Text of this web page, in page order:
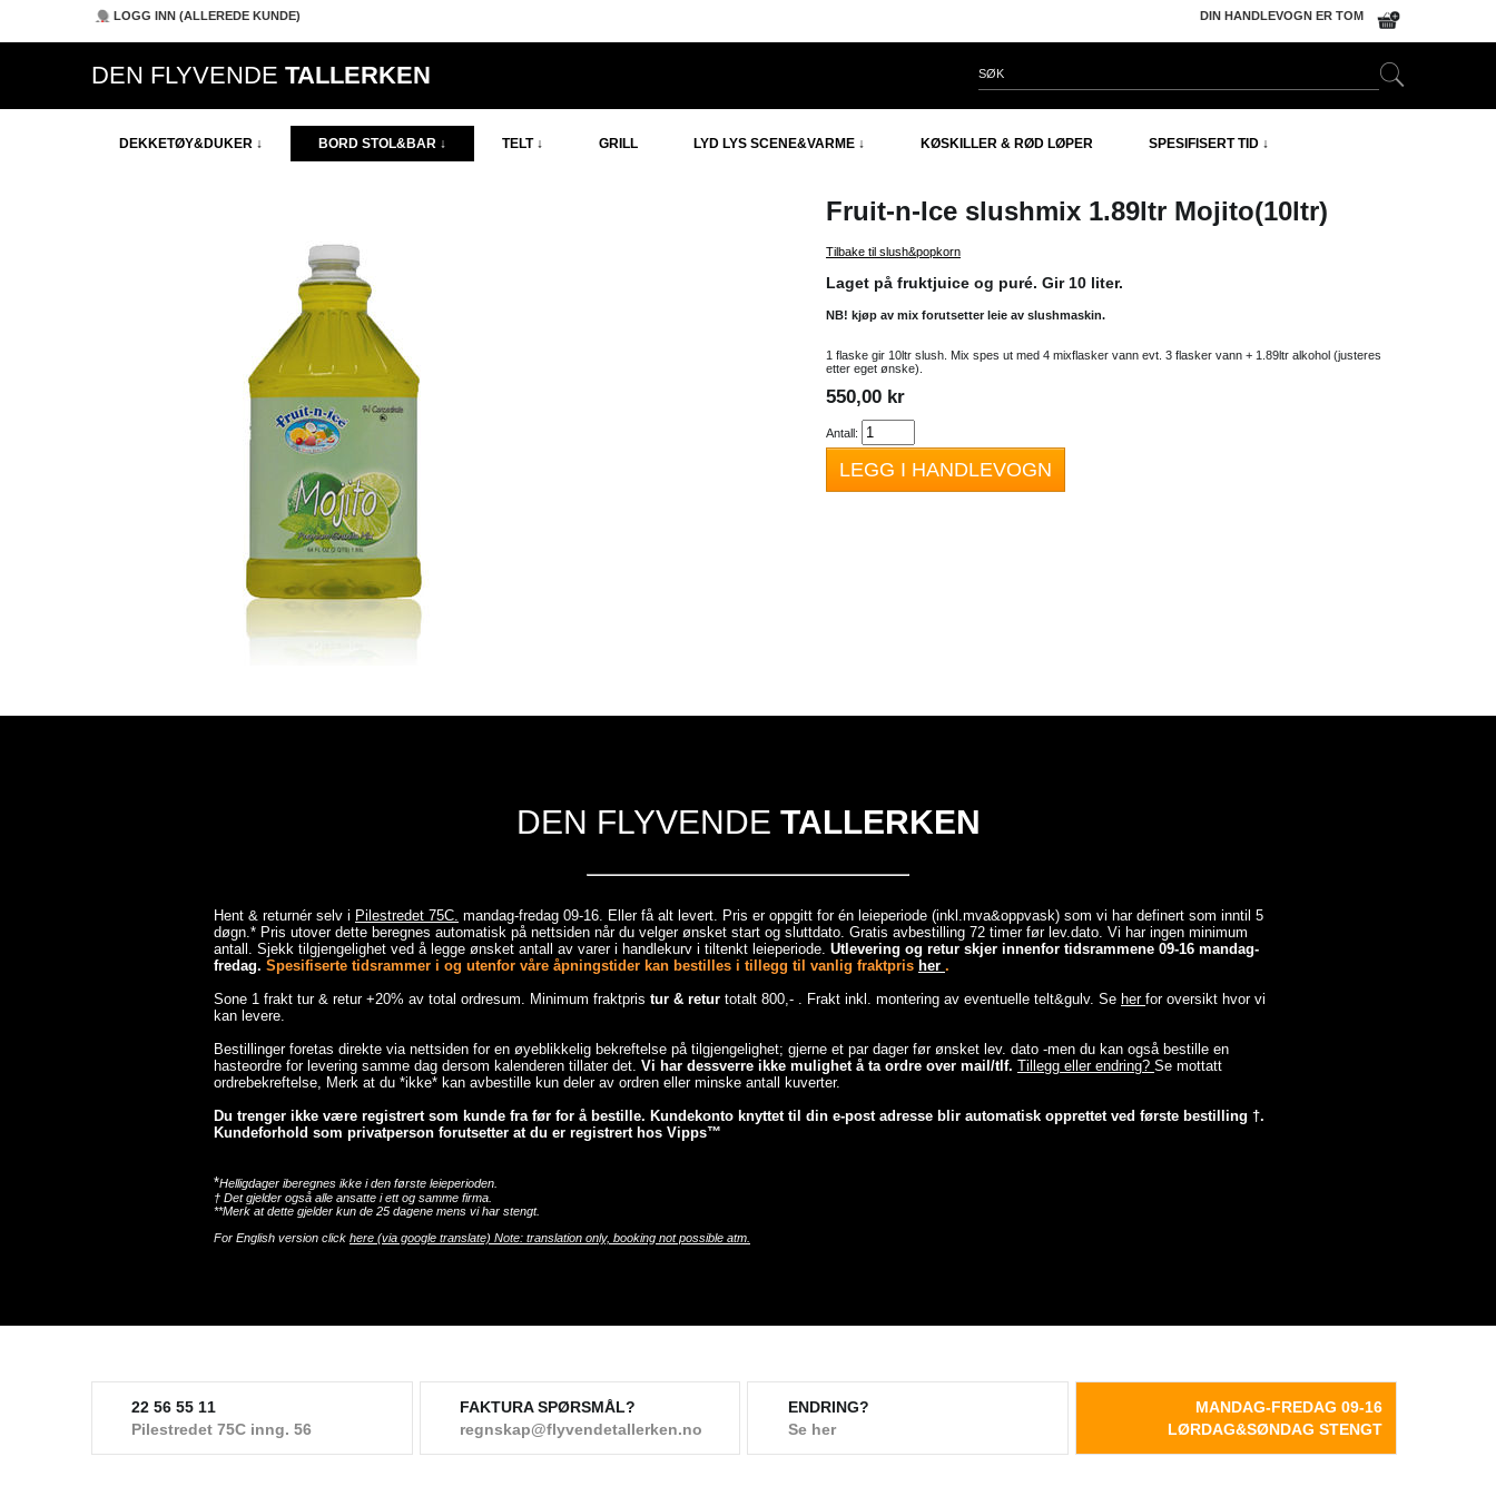
DIN HANDLEVOGN ER TOM
LOGG INN (ALLEREDE KUNDE)
DEN FLYVENDE TALLERKEN
DEKKETØY&DUKER ↓ BORD STOL&BAR ↓ TELT ↓ GRILL LYD LYS SCENE&VARME ↓ KØSKILLER & RØD LØPER SPESIFISERT TID ↓
Fruit-n-Ice slushmix 1.89ltr Mojito(10ltr)
Tilbake til slush&popkorn
Laget på fruktjuice og puré. Gir 10 liter.
NB! kjøp av mix forutsetter leie av slushmaskin.
1 flaske gir 10ltr slush. Mix spes ut med 4 mixflasker vann evt. 3 flasker vann + 1.89ltr alkohol (justeres
etter eget ønske).
550,00 kr
Antall:
LEGG I HANDLEVOGN
DEN FLYVENDE TALLERKEN
Hent & returnér selv i Pilestredet 75C. mandag-fredag 09-16. Eller få alt levert. Pris er oppgitt for én leieperiode (inkl.mva&oppvask) som vi har definert som inntil 5
døgn.* Pris utover dette beregnes automatisk på nettsiden når du velger ønsket start og sluttdato. Gratis avbestilling 72 timer før lev.dato. Vi har ingen minimum
antall. Sjekk tilgjengelighet ved å legge ønsket antall av varer i handlekurv i tiltenkt leieperiode. Utlevering og retur skjer innenfor tidsrammene 09-16 mandag-
fredag. Spesifiserte tidsrammer i og utenfor våre åpningstider kan bestilles i tillegg til vanlig fraktpris her .
Sone 1 frakt tur & retur +20% av total ordresum. Minimum fraktpris tur & retur totalt 800,- . Frakt inkl. montering av eventuelle telt&gulv. Se her for oversikt hvor vi
kan levere.
Bestillinger foretas direkte via nettsiden for en øyeblikkelig bekreftelse på tilgjengelighet; gjerne et par dager før ønsket lev. dato -men du kan også bestille en
hasteordre for levering samme dag dersom kalenderen tillater det. Vi har dessverre ikke mulighet å ta ordre over mail/tlf. Tillegg eller endring? Se mottatt
ordrebekreftelse, Merk at du *ikke* kan avbestille kun deler av ordren eller minske antall kuverter.
Du trenger ikke være registrert som kunde fra før for å bestille. Kundekonto knyttet til din e-post adresse blir automatisk opprettet ved første bestilling †.
Kundeforhold som privatperson forutsetter at du er registrert hos Vipps™
*Helligdager iberegnes ikke i den første leieperioden.
† Det gjelder også alle ansatte i ett og samme firma.
**Merk at dette gjelder kun de 25 dagene mens vi har stengt.
For English version click here (via google translate) Note: translation only, booking not possible atm.
22 56 55 11
Pilestredet 75C inng. 56
FAKTURA SPØRSMÅL?
regnskap@flyvendetallerken.no
ENDRING?
Se her
MANDAG-FREDAG 09-16
LØRDAG&SØNDAG STENGT